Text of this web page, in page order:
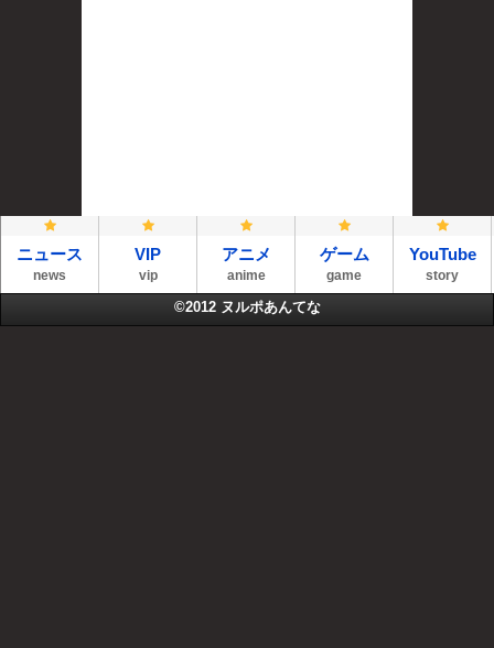
ニュース
news
VIP
vip
アニメ
anime
ゲーム
game
YouTube
story
©2012 ヌルポあんてな